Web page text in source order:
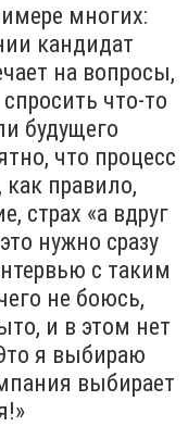
многих:
кандидат
на вопросы,
что-то
будущего
что процесс
как правило,
страх «а вдруг
нужно сразу
с таким
не боюсь,
и в этом нет
я выбираю
выбирает